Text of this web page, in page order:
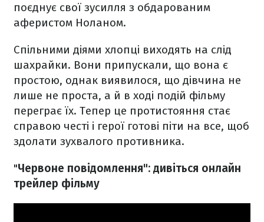
поєднує свої зусилля з обдарованим
аферистом Ноланом.
Спільними діями хлопці виходять на слід
шахрайки. Вони припускали, що вона є
простою, однак виявилося, що дівчина не
лише не проста, а й в ході подій фільму
переграє їх. Тепер це протистояння стає
справою честі і герої готові піти на все, щоб
здолати зухвалого противника.
"Червоне повідомлення": дивіться онлайн
трейлер фільму